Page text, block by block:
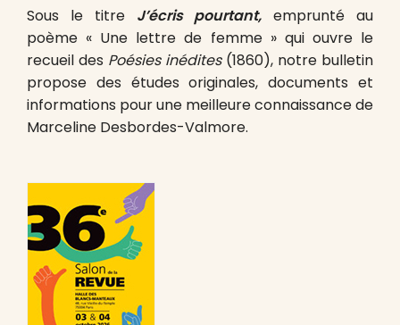
Sous le titre J’écris pourtant, emprunté au
poème « Une lettre de femme » qui ouvre le
recueil des Poésies inédites(1860), notre bulletin
propose des études originales, documents et
informations pour une meilleure connaissance de
Marceline Desbordes-Valmore.